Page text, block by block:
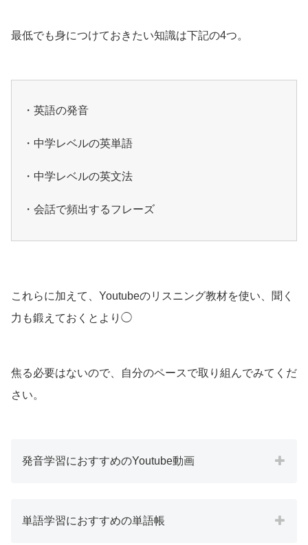
最低でも身につけておきたい知識は下記の4つ。
・英語の発音
・中学レベルの英単語
・中学レベルの英文法
・会話で頻出するフレーズ
これらに加えて、Youtubeのリスニング教材を使い、聞く
力も鍛えておくとより◯
焦る必要はないので、自分のペースで取り組んでみてくだ
さい。
発音学習におすすめのYoutube動画
単語学習におすすめの単語帳